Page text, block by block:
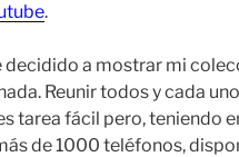
.
decidido a mostrar mi
Reunir todos y cada
tarea fácil pero, teniendo
de 1000 teléfonos,